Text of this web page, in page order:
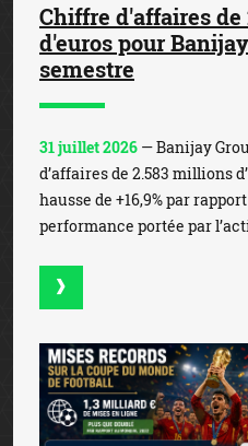
Chiffre d'affaires
d'euros pour
semestre
31 juillet 2026 — Banijay
d’affaires de 2.583 millions
hausse de +16,9% par
performance portée par